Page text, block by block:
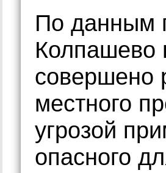
По данным
Колпашево
совершено
местного
угрозой
опасного